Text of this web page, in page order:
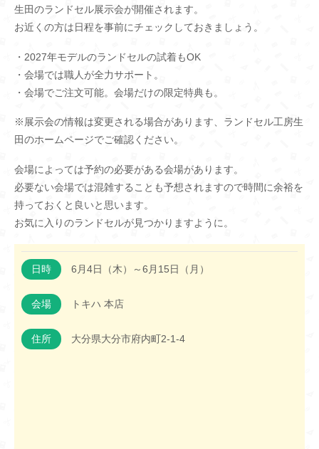
生田のランドセル展示会が開催されます。
お近くの方は日程を事前にチェックしておきましょう。
・2027年モデルのランドセルの試着もOK
・会場では職人が全力サポート。
・会場でご注文可能。会場だけの限定特典も。
※展示会の情報は変更される場合があります、ランドセル工房生
田のホームページでご確認ください。
会場によっては予約の必要がある会場があります。
必要ない会場では混雑することも予想されますので時間に余裕を
持っておくと良いと思います。
お気に入りのランドセルが見つかりますように。
日時 6月4日（木）～6月15日（月）
会場 トキハ 本店
住所 大分県大分市府内町2-1-4